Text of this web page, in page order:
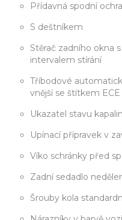
Přídavná spodní
S deštníkem
Stěrač zadního okna
intervalem stírání
Tříbodové
vnější se štítkem ECE
Ukazatel stavu
Upínací přípravek v
Víko schránky před
Zadní sedadlo
Šrouby kola